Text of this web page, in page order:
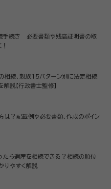
手続き 必要書類や残高証明書の取
相続、親族15パターン別に法定相続
説【行政書士監修】
は？記載例や必要書類、作成のポイン
たら遺産を相続できる？相続の順位
りやすく解説